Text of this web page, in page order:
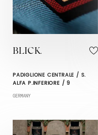
BLICK.
PADIGLIONE CENTRALE / S.
ALFA P.INFERIORE / 9
GERMANY